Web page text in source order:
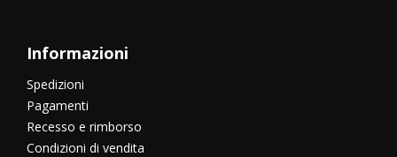
Informazioni
Spedizioni
Pagamenti
Recesso e rimborso
Condizioni di vendita